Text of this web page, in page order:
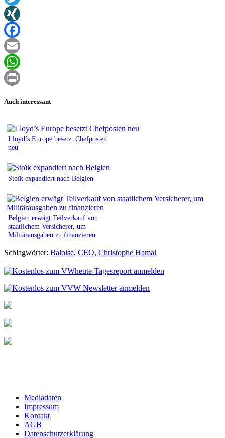
Twitter
XING
Facebook
Email
WhatsApp
Auch interessant
Lloyd’s Europe besetzt Chefposten
neu
Stoïk expandiert nach Belgien
Belgien erwägt Teilverkauf von
staatlichem Versicherer, um
Militärausgaben zu finanzieren
Schlagwörter: Baloise, CEO, Christophe Hamal
Mediadaten
Impressum
Kontakt
AGB
Datenschutzerklärung